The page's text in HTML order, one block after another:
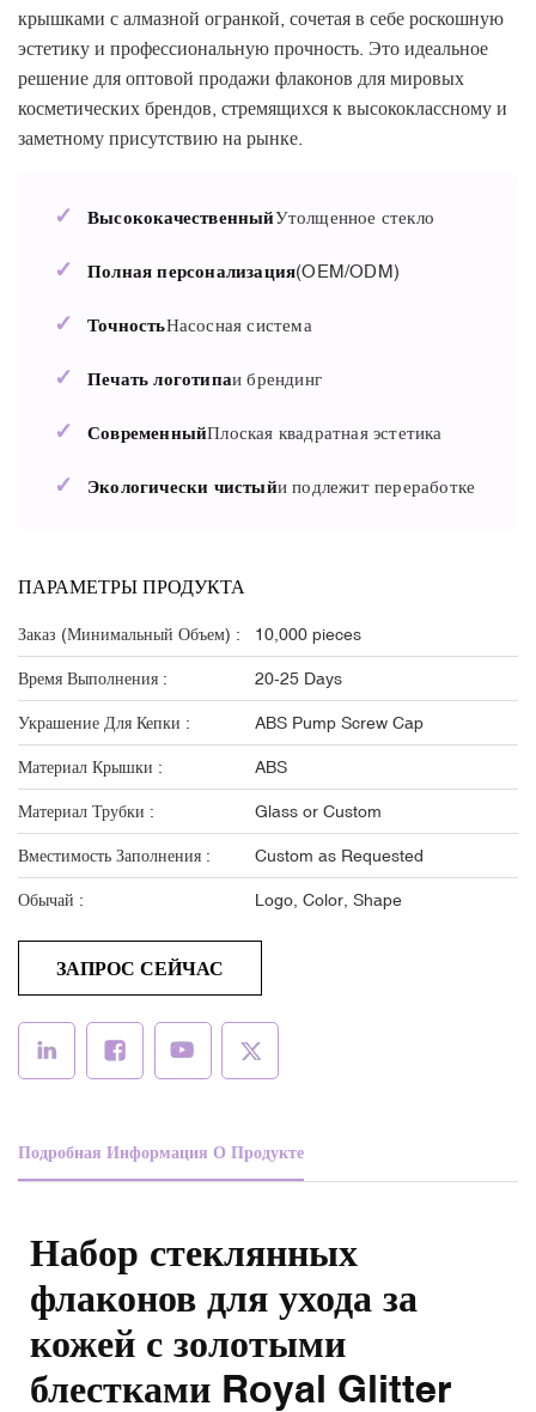
крышками с алмазной огранкой, сочетая в себе роскошную
эстетику и профессиональную прочность. Это идеальное
решение для оптовой продажи флаконов для мировых
косметических брендов, стремящихся к высококлассному и
заметному присутствию на рынке.
✓ ВысококачественныйУтолщенное стекло
✓ Полная персонализация(OEM/ODM)
✓ ТочностьНасосная система
✓ Печать логотипаи брендинг
✓ СовременныйПлоская квадратная эстетика
✓ Экологически чистыйи подлежит переработке
ПАРАМЕТРЫ ПРОДУКТА
Заказ (минимальный Объем) : 10,000 pieces
Время Выполнения : 20-25 Days
Украшение Для Кепки : ABS Pump Screw Cap
Материал Крышки : ABS
Материал Трубки : Glass or Custom
Вместимость Заполнения : Custom as Requested
Обычай : Logo, Color, Shape
ЗАПРОС СЕЙЧАС
Подробная Информация О Продукте
Набор стеклянных
флаконов для ухода за
кожей с золотыми
блестками Royal Glitter